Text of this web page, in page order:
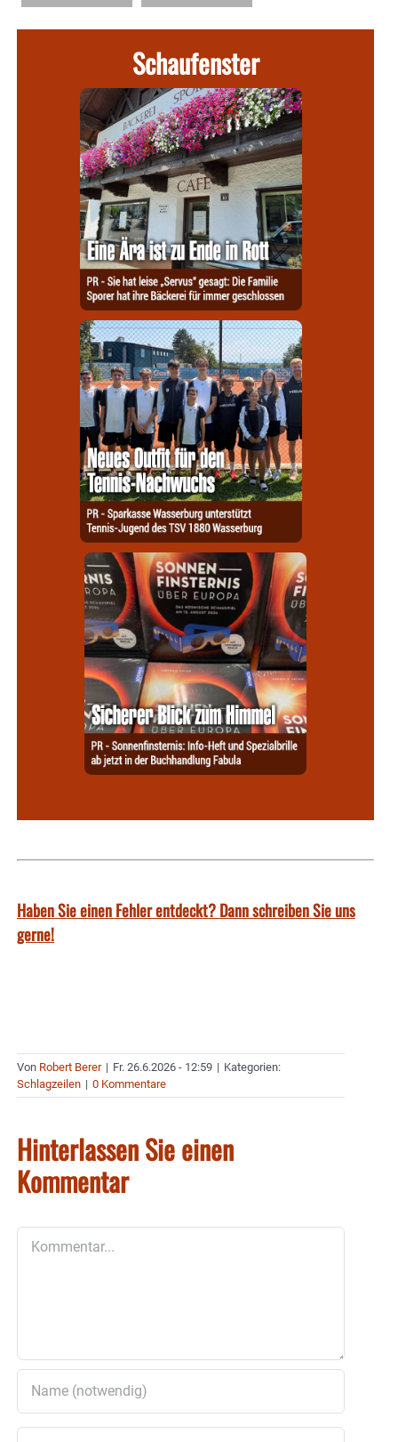
Schaufenster
Haben Sie einen Fehler entdeckt? Dann schreiben Sie uns
gerne!
Von Robert Berer | Fr. 26.6.2026 - 12:59 | Kategorien:
Schlagzeilen | 0 Kommentare
Hinterlassen Sie einen
Kommentar